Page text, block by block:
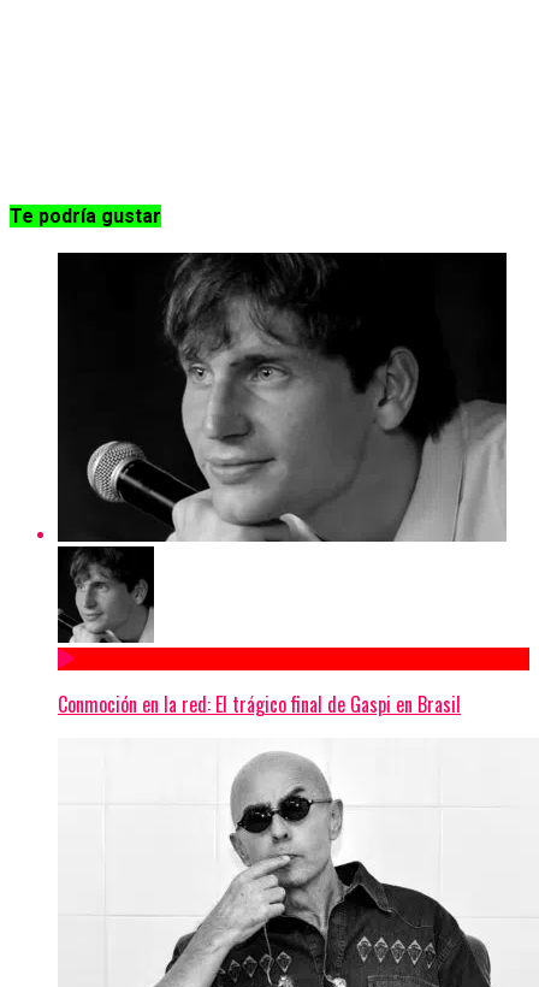
Te podría gustar
Conmoción en la red: El trágico final de Gaspi en Brasil